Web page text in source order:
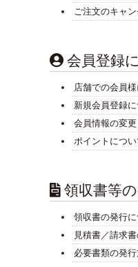
ご注文のキャ
会員登録
店舗での会員
新規会員登録
会員情報の変更
ポイントについ
領収書等
領収書の発行
見積書／請求
必要書類の発